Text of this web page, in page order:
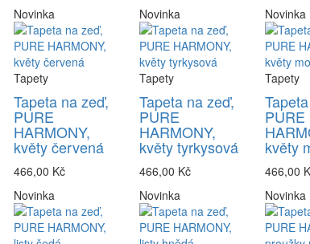
Novinka
Tapety
Tapeta na zeď,
PURE
HARMONY,
květy červená
466,00 Kč
Novinka
Tapety
Tapeta na zeď,
PURE
HARMONY,
květy tyrkysová
466,00 Kč
Novinka
Tapety
PURE
květy
466,00
Novinka Novinka Novinka